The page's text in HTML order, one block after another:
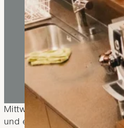
Mittwochabend im Hotel
und eine Persönlichkeit, die